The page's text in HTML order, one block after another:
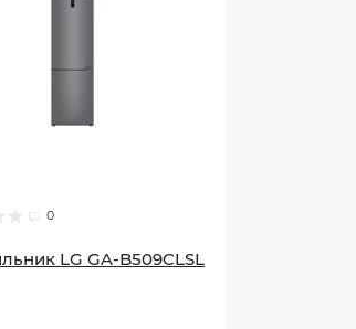
0
LG GA-B509CLSL